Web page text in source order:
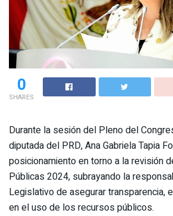
0
SHARES
Durante la sesión del Pleno del
diputada del PRD, Ana Gabriela Tapia
posicionamiento en torno a la revisión
Públicas 2024, subrayando la
Legislativo de asegurar transparencia,
en el uso de los recursos públicos.